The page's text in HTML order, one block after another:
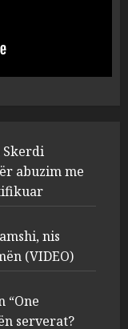
për
publike dhe
nis
për Koço
të maskuar
Albania”,
A u vodhën
Skerdi
abuzim me
nis
(VIDEO)
“One
serverat?